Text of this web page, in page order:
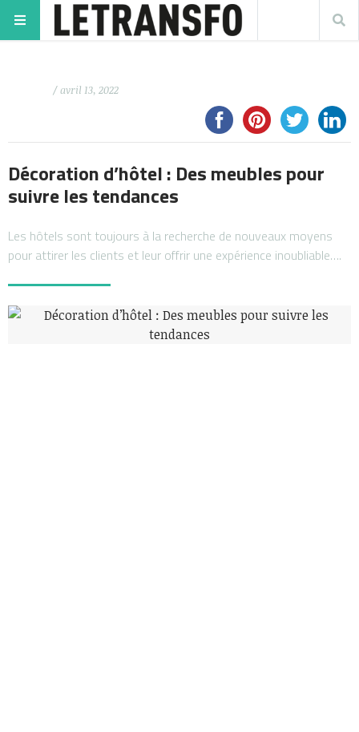
/ avril 13, 2022
Décoration d’hôtel : Des meubles pour
suivre les tendances
Les hôtels sont toujours à la recherche de nouveaux moyens
pour attirer les clients et leur offrir une expérience inoubliable….